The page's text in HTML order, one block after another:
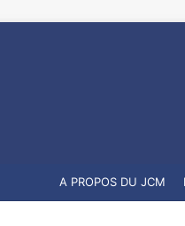
A PROPOS DU JCM